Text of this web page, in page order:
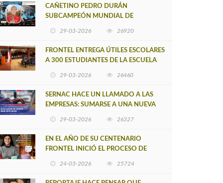
CAÑETINO PEDRO DURÁN
SUBCAMPEÓN MUNDIAL DE
29-03-2026 26920
FRONTEL ENTREGA ÚTILES ESCOLARES
A 300 ESTUDIANTES DE LA ESCUELA
29-03-2026 26460
SERNAC HACE UN LLAMADO A LAS
EMPRESAS: SUMARSE A UNA NUEVA
29-03-2026 26327
EN EL AÑO DE SU CENTENARIO
FRONTEL INICIÓ EL PROCESO DE
24-03-2026 25724